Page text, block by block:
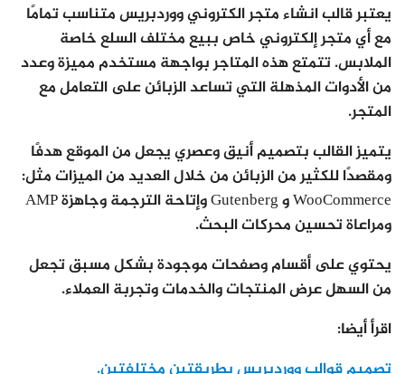
يعتبر قالب انشاء متجر الكتروني ووردبريس متناسب تمامًا
مع أي متجر إلكتروني خاص ببيع مختلف السلع خاصة
الملابس. تتمتع هذه المتاجر بواجهة مستخدم مميزة وعدد
من الأدوات المذهلة التي تساعد الزبائن على التعامل مع
المتجر.
يتميز القالب بتصميم أنيق وعصري يجعل من الموقع هدفًا
ومقصدًا للكثير من الزبائن من خلال العديد من الميزات مثل:
WooCommerce و Gutenberg وإتاحة الترجمة وجاهزة AMP
ومراعاة تحسين محركات البحث.
يحتوي على أقسام وصفحات موجودة بشكل مسبق تجعل
من السهل عرض المنتجات والخدمات وتجربة العملاء.
اقرأ أيضا: